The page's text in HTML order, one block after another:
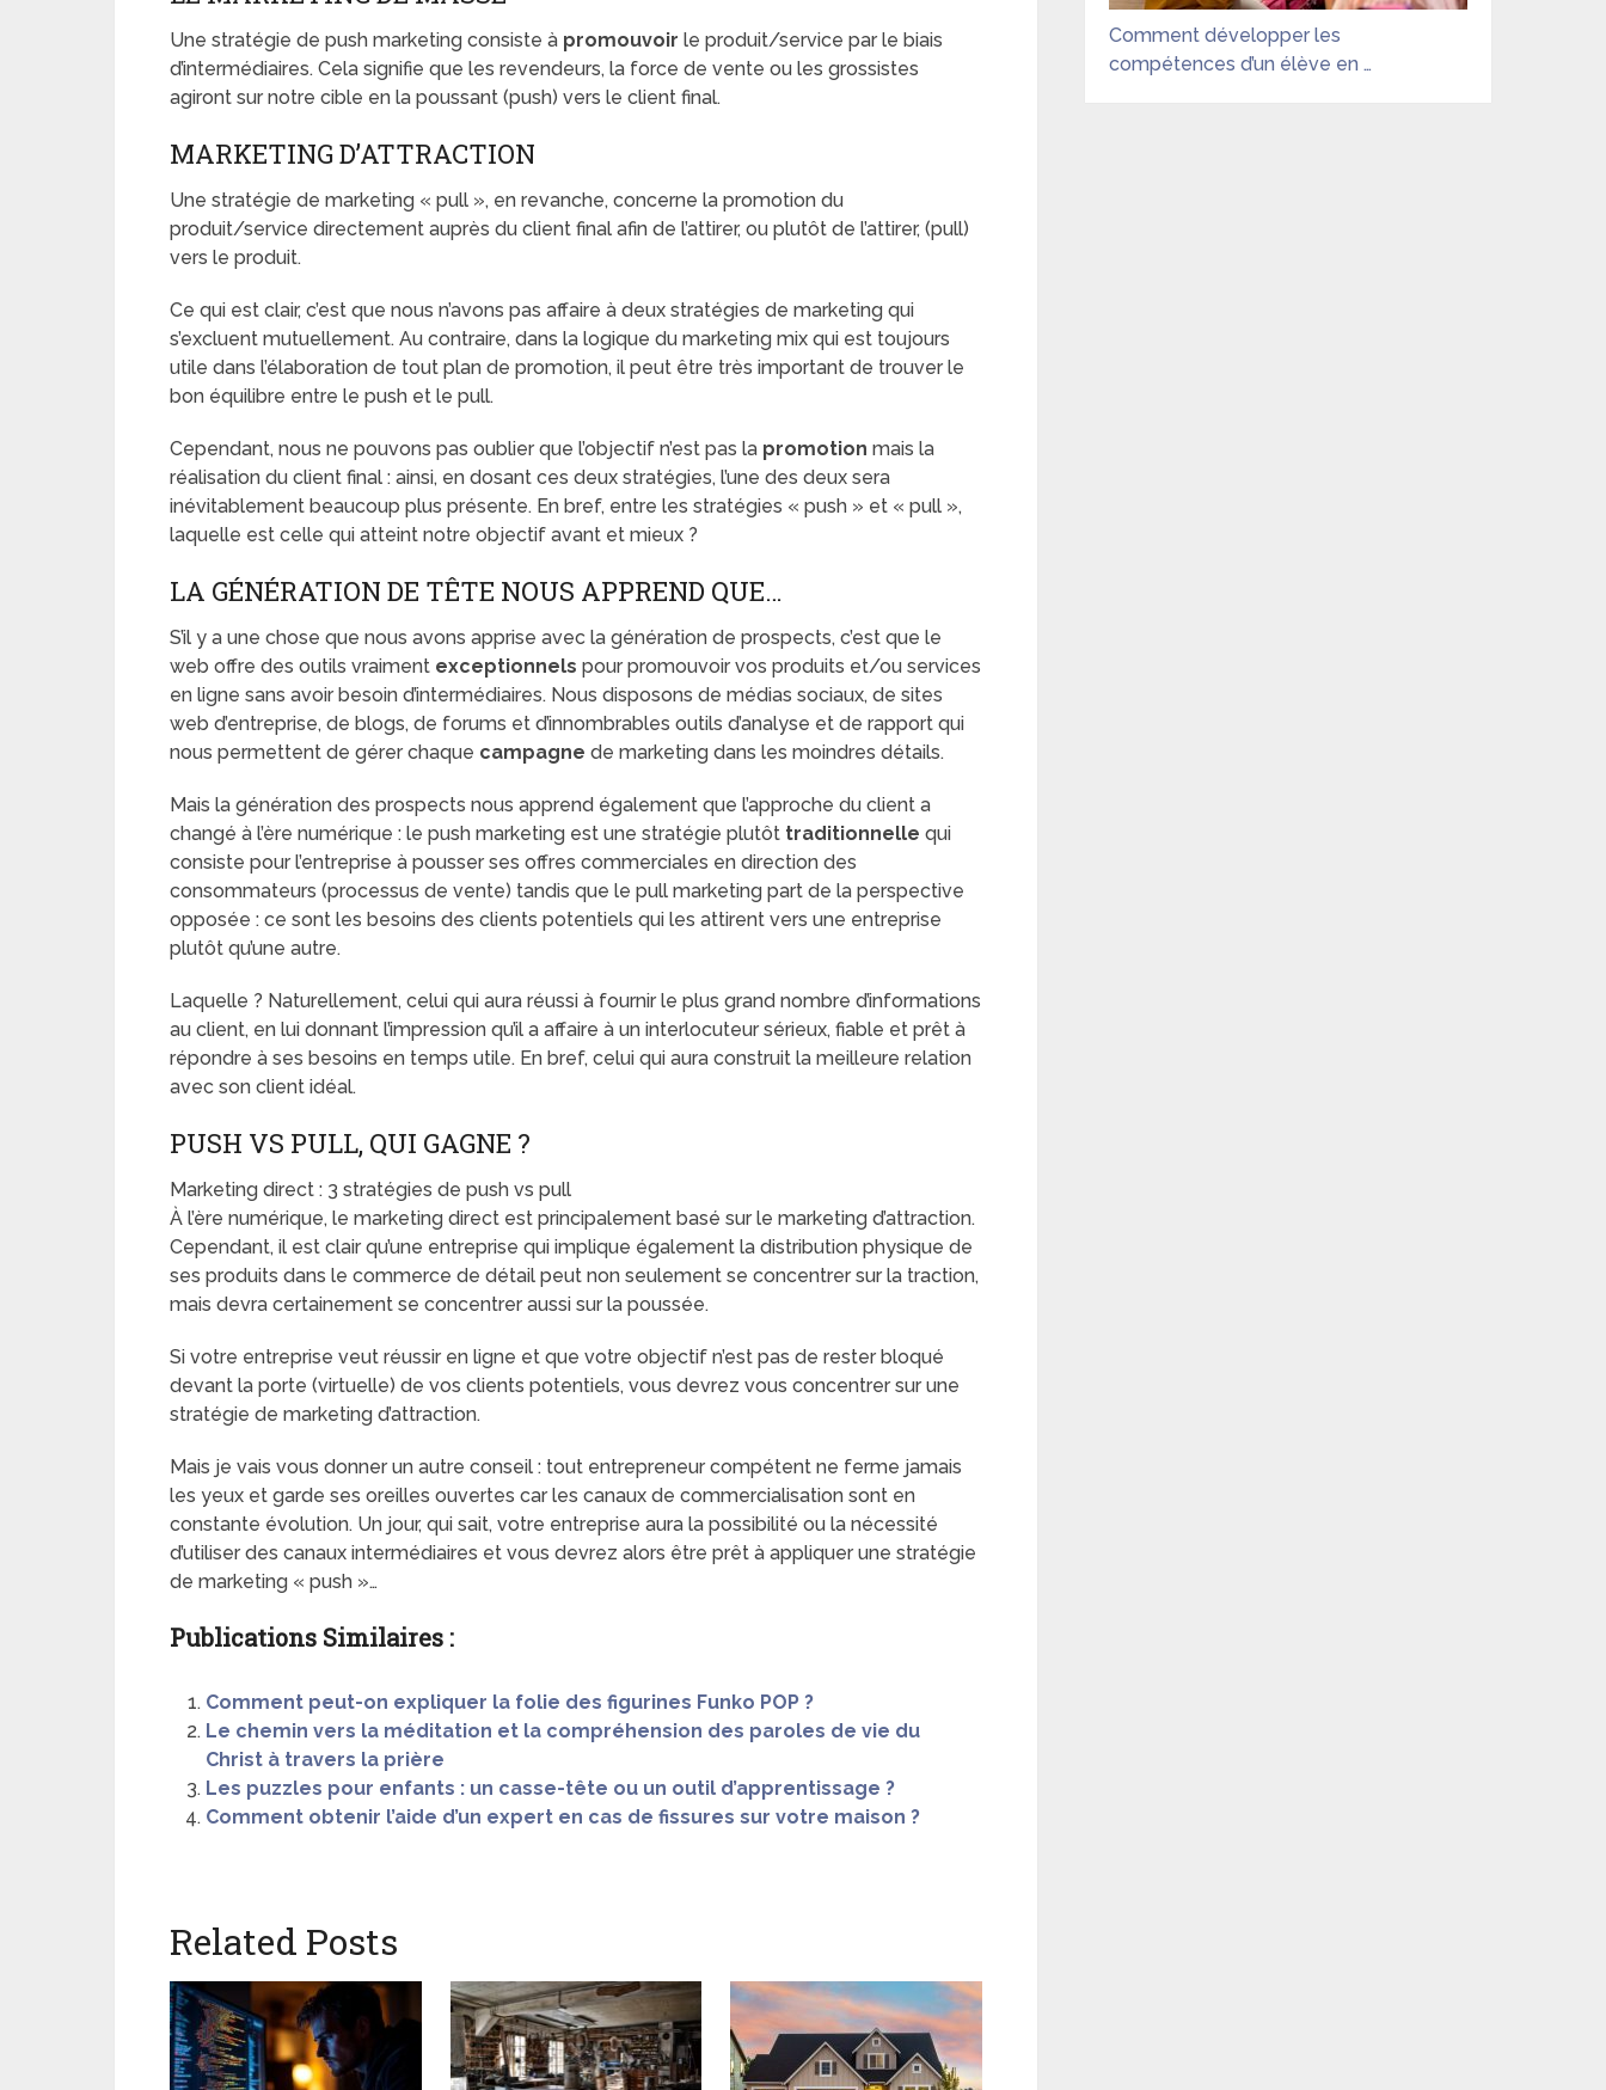
Une stratégie de push marketing consiste à promouvoir le produit/service par le biais
d’intermédiaires. Cela signifie que les revendeurs, la force de vente ou les grossistes
agiront sur notre cible en la poussant (push) vers le client final.
MARKETING D’ATTRACTION
Une stratégie de marketing « pull », en revanche, concerne la promotion du
produit/service directement auprès du client final afin de l’attirer, ou plutôt de l’attirer, (pull)
vers le produit.
Ce qui est clair, c’est que nous n’avons pas affaire à deux stratégies de marketing qui
s’excluent mutuellement. Au contraire, dans la logique du marketing mix qui est toujours
utile dans l’élaboration de tout plan de promotion, il peut être très important de trouver le
bon équilibre entre le push et le pull.
Cependant, nous ne pouvons pas oublier que l’objectif n’est pas la promotion mais la
réalisation du client final : ainsi, en dosant ces deux stratégies, l’une des deux sera
inévitablement beaucoup plus présente. En bref, entre les stratégies « push » et « pull »,
laquelle est celle qui atteint notre objectif avant et mieux ?
LA GÉNÉRATION DE TÊTE NOUS APPREND QUE…
S’il y a une chose que nous avons apprise avec la génération de prospects, c’est que le
web offre des outils vraiment exceptionnels pour promouvoir vos produits et/ou services
en ligne sans avoir besoin d’intermédiaires. Nous disposons de médias sociaux, de sites
web d’entreprise, de blogs, de forums et d’innombrables outils d’analyse et de rapport qui
nous permettent de gérer chaque campagne de marketing dans les moindres détails.
Mais la génération des prospects nous apprend également que l’approche du client a
changé à l’ère numérique : le push marketing est une stratégie plutôt traditionnelle qui
consiste pour l’entreprise à pousser ses offres commerciales en direction des
consommateurs (processus de vente) tandis que le pull marketing part de la perspective
opposée : ce sont les besoins des clients potentiels qui les attirent vers une entreprise
plutôt qu’une autre.
Laquelle ? Naturellement, celui qui aura réussi à fournir le plus grand nombre d’informations
au client, en lui donnant l’impression qu’il a affaire à un interlocuteur sérieux, fiable et prêt à
répondre à ses besoins en temps utile. En bref, celui qui aura construit la meilleure relation
avec son client idéal.
PUSH VS PULL, QUI GAGNE ?
Marketing direct : 3 stratégies de push vs pull
À l’ère numérique, le marketing direct est principalement basé sur le marketing d’attraction.
Cependant, il est clair qu’une entreprise qui implique également la distribution physique de
ses produits dans le commerce de détail peut non seulement se concentrer sur la traction,
mais devra certainement se concentrer aussi sur la poussée.
Si votre entreprise veut réussir en ligne et que votre objectif n’est pas de rester bloqué
devant la porte (virtuelle) de vos clients potentiels, vous devrez vous concentrer sur une
stratégie de marketing d’attraction.
Mais je vais vous donner un autre conseil : tout entrepreneur compétent ne ferme jamais
les yeux et garde ses oreilles ouvertes car les canaux de commercialisation sont en
constante évolution. Un jour, qui sait, votre entreprise aura la possibilité ou la nécessité
d’utiliser des canaux intermédiaires et vous devrez alors être prêt à appliquer une stratégie
de marketing « push »…
Publications Similaires :
Comment peut-on expliquer la folie des figurines Funko POP ?
Le chemin vers la méditation et la compréhension des paroles de vie du
Christ à travers la prière
Les puzzles pour enfants : un casse-tête ou un outil d’apprentissage ?
Comment obtenir l’aide d’un expert en cas de fissures sur votre maison ?
Related Posts
Comment développer les
compétences d’un élève en …